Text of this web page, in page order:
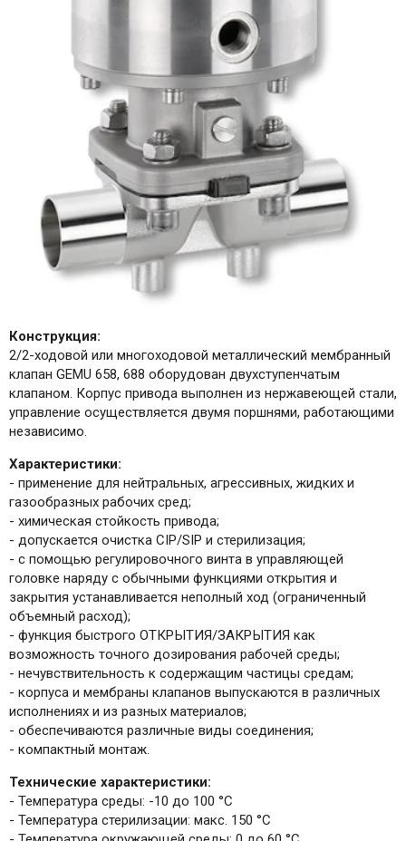
Конструкция:
2/2-ходовой или многоходовой металлический мембранный
клапан GEMU 658, 688 оборудован двухступенчатым
клапаном. Корпус привода выполнен из нержавеющей стали,
управление осуществляется двумя поршнями, работающими
независимо.
Характеристики:
- применение для нейтральных, агрессивных, жидких и
газообразных рабочих сред;
- химическая стойкость привода;
- допускается очистка CIP/SIP и стерилизация;
- с помощью регулировочного винта в управляющей
головке наряду с обычными функциями открытия и
закрытия устанавливается неполный ход (ограниченный
объемный расход);
- функция быстрого ОТКРЫТИЯ/ЗАКРЫТИЯ как
возможность точного дозирования рабочей среды;
- нечувствительность к содержащим частицы средам;
- корпуса и мембраны клапанов выпускаются в различных
исполнениях и из разных материалов;
- обеспечиваются различные виды соединения;
- компактный монтаж.
Технические характеристики:
- Температура среды: -10 до 100 °C
- Температура стерилизации: макс. 150 °C